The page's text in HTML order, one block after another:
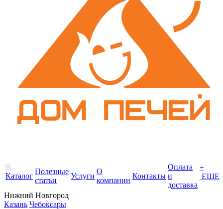
Каталог
Полезные
статьи
Услуги
О
компании
Контакты
Оплата
и
доставка
+
ЕЩЕ
Нижний Новгород
Казань Чебоксары